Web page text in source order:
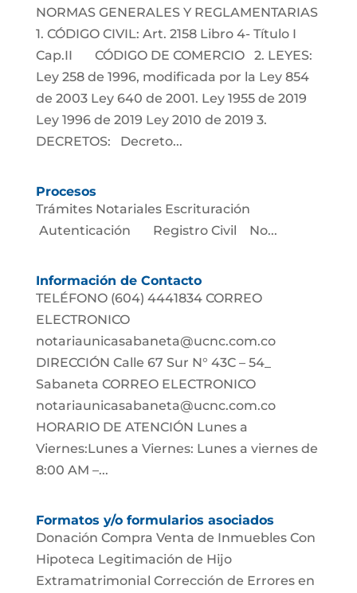
NORMAS GENERALES Y REGLAMENTARIAS
1. CÓDIGO CIVIL: Art. 2158 Libro 4- Título I
Cap.II CÓDIGO DE COMERCIO 2. LEYES:
Ley 258 de 1996, modificada por la Ley 854
de 2003 Ley 640 de 2001. Ley 1955 de 2019
Ley 1996 de 2019 Ley 2010 de 2019 3.
DECRETOS: Decreto...
Procesos
Trámites Notariales Escrituración
Autenticación Registro Civil No...
Información de Contacto
TELÉFONO (604) 4441834 CORREO
ELECTRONICO
notariaunicasabaneta@ucnc.com.co
DIRECCIÓN Calle 67 Sur N° 43C – 54_
Sabaneta CORREO ELECTRONICO
notariaunicasabaneta@ucnc.com.co
HORARIO DE ATENCIÓN Lunes a
Viernes:Lunes a Viernes: Lunes a viernes de
8:00 AM –...
Formatos y/o formularios asociados
Donación Compra Venta de Inmuebles Con
Hipoteca Legitimación de Hijo
Extramatrimonial Corrección de Errores en